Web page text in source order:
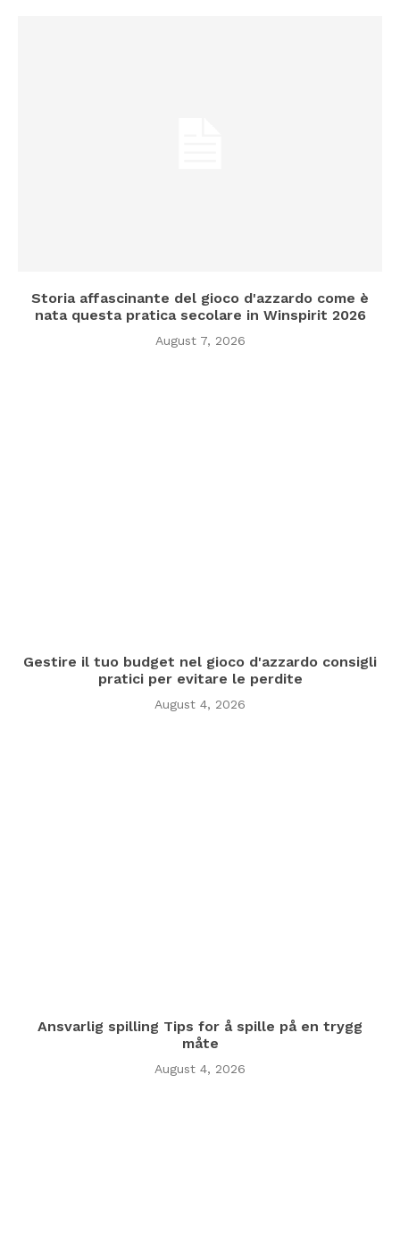
Storia affascinante del gioco d'azzardo come è
nata questa pratica secolare in Winspirit 2026
August 7, 2026
Gestire il tuo budget nel gioco d'azzardo consigli
pratici per evitare le perdite
August 4, 2026
Ansvarlig spilling Tips for å spille på en trygg
måte
August 4, 2026